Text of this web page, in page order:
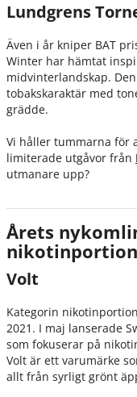
Lundgrens
Även i år kniper BAT
Winter har hämtat
midvinterlandskap.
tobakskaraktär med
grädde.
Vi håller tummarna för
limiterade utgåvor från
utmanare upp?
Årets
Volt
Kategorin
2021. I maj lanserade
som fokuserar på
Volt är ett varumärke
allt från syrligt grönt